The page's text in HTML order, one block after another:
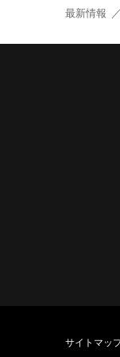
最新情報 ／
サイトマッ